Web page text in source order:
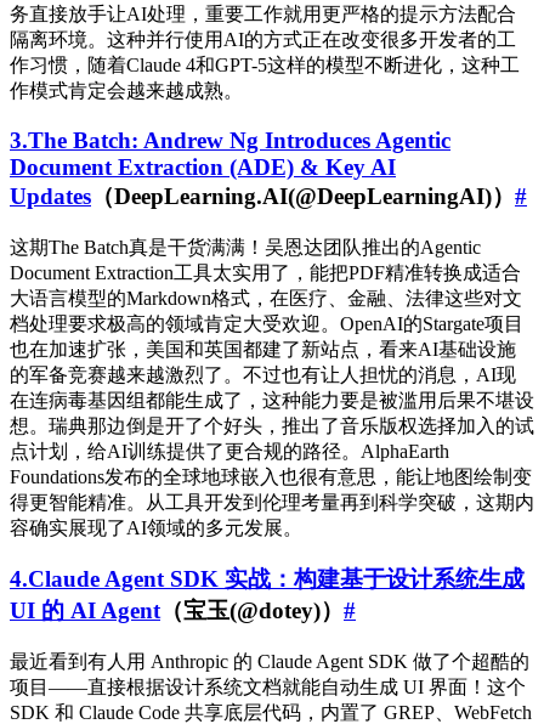
务直接放手让AI处理，重要工作就用更严格的提示方法配合
隔离环境。这种并行使用AI的方式正在改变很多开发者的工
作习惯，随着Claude 4和GPT-5这样的模型不断进化，这种工
作模式肯定会越来越成熟。
3.The Batch: Andrew Ng Introduces Agentic
Document Extraction (ADE) & Key AI
Updates （DeepLearning.AI(@DeepLearningAI)） #
这期The Batch真是干货满满！吴恩达团队推出的Agentic
Document Extraction工具太实用了，能把PDF精准转换成适合
大语言模型的Markdown格式，在医疗、金融、法律这些对文
档处理要求极高的领域肯定大受欢迎。OpenAI的Stargate项目
也在加速扩张，美国和英国都建了新站点，看来AI基础设施
的军备竞赛越来越激烈了。不过也有让人担忧的消息，AI现
在连病毒基因组都能生成了，这种能力要是被滥用后果不堪设
想。瑞典那边倒是开了个好头，推出了音乐版权选择加入的试
点计划，给AI训练提供了更合规的路径。AlphaEarth
Foundations发布的全球地球嵌入也很有意思，能让地图绘制变
得更智能精准。从工具开发到伦理考量再到科学突破，这期内
容确实展现了AI领域的多元发展。
4.Claude Agent SDK 实战：构建基于设计系统生成
UI 的 AI Agent（宝玉(@dotey)） #
最近看到有人用 Anthropic 的 Claude Agent SDK 做了个超酷的
项目——直接根据设计系统文档就能自动生成 UI 界面！这个
SDK 和 Claude Code 共享底层代码，内置了 GREP、WebFetch